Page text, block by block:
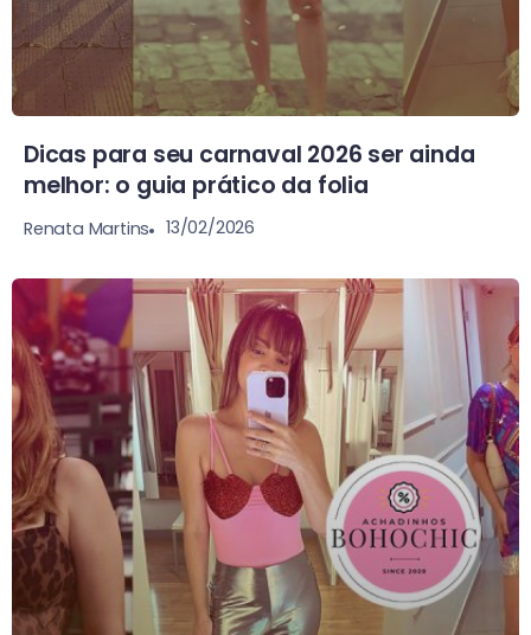
Dicas para seu carnaval 2026 ser ainda
melhor: o guia prático da folia
Renata Martins 13/02/2026